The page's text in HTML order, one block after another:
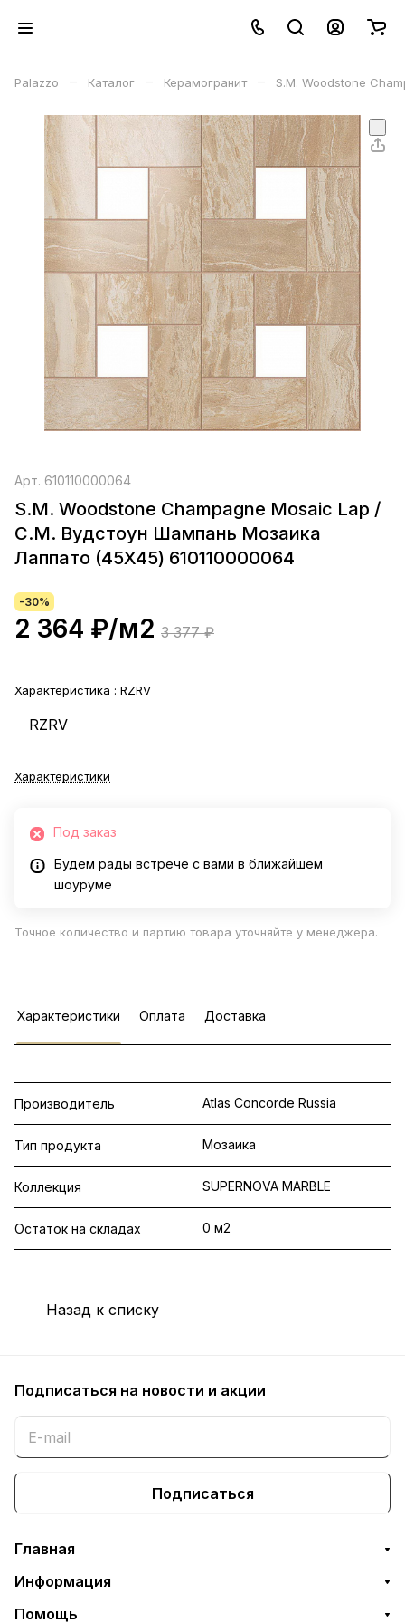
Palazzo – Каталог – Керамогранит – S.M. Woodstone
Арт. 610110000064
S.M. Woodstone Champagne Mosaic Lap /
С.М. Вудстоун Шампань Мозаика
Лаппато (45X45) 610110000064
-30%
2 364 ₽/м2 3 377 ₽
Характеристика : RZRV
RZRV
Характеристики
Под заказ
Будем рады встрече с вами в ближайшем
шоуруме
Точное количество и партию товара уточняйте у менеджера.
Характеристики Оплата Доставка
Производитель Atlas Concorde Russia
Тип продукта Мозаика
Коллекция SUPERNOVA MARBLE
Остаток на складах 0 м2
Назад к списку
Подписаться на новости и акции
Подписаться
Главная
Информация
Помощь